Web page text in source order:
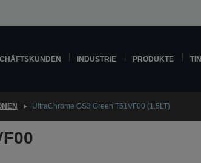
INDUSTRIE PRODUKTE
UltraChrome GS3 Green T51VF00 (1.5LT)